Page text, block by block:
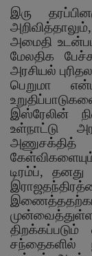
இரு
அறிவித்தாலும்
அமைதி
மேலதிக
அரசியல்
பெறுமா
இஸ்ரேலின்
உள்நாட்டு
அணுசக்தித்
டிரம்ப்,தனது
திறக்கப்படும்
சந்தைகளில்